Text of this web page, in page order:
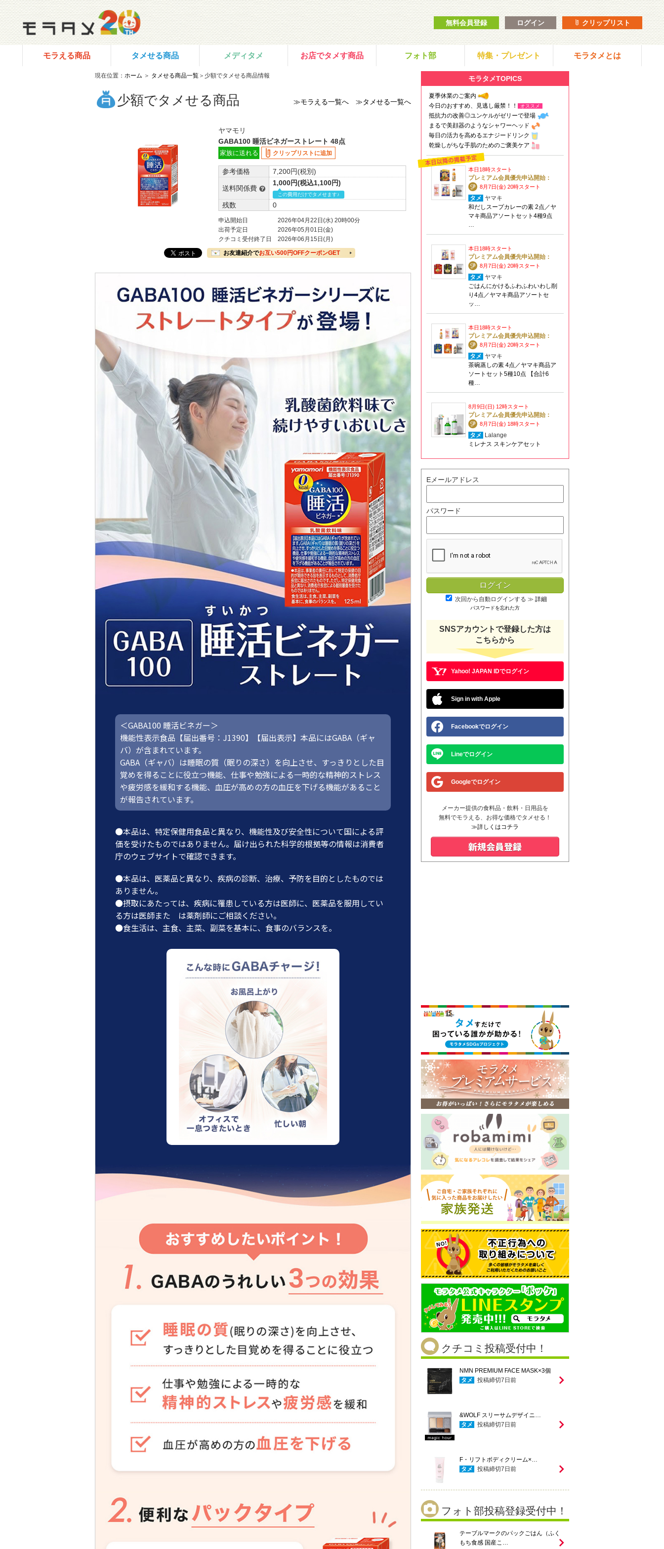
無料会員登録 ログイン クリップリスト
モラえる商品 タメせる商品 メディタメ お店でタメす商品 フォト部 特集・プレゼント モラタメとは
現在位置： ホーム ＞ タメせる商品一覧 ＞少額でタメせる商品情報
少額でタメせる商品 ≫モラえる一覧へ ≫タメせる一覧へ
ヤマモリ
GABA100 睡活ビネガーストレート 48点
家族に送れる クリップリストに追加
参考価格 7,200円(税別)
送料関係費
1,000円(税込1,100円)
この費用だけでタメせます♪
残数 0
申込開始日
2026年04月22日(水) 20時00分
出荷予定日
2026年05月01日(金)
クチコミ受付終了日
2026年06月15日(月)
お友達紹介でお互い500円OFFクーポンGET
＜GABA100 睡活ビネガー＞
機能性表示食品【届出番号：J1390】【届出表示】本品にはGABA（ギャ
バ）が含まれています。
GABA（ギャバ）は睡眠の質（眠りの深さ）を向上させ、すっきりとした目
覚めを得ることに役立つ機能、仕事や勉強による一時的な精神的ストレス
や疲労感を緩和する機能、血圧が高めの方の血圧を下げる機能があること
が報告されています。
●本品は、特定保健用食品と異なり、機能性及び安全性について国による評
価を受けたものではありません。届け出られた科学的根拠等の情報は消費者
庁のウェブサイトで確認できます。
●本品は、医薬品と異なり、疾病の診断、治療、予防を目的としたものでは
ありません。
●摂取にあたっては、疾病に罹患している方は医師に、医薬品を服用してい
る方は医師また は薬剤師にご相談ください。
●食生活は、主食、主菜、副菜を基本に、食事のバランスを。
モラタメTOPICS
夏季休業のご案内
今日のおすすめ、見逃し厳禁！！
オススメ
抵抗力の改善◎ユンケルがゼリーで登場
まるで美顔器のようなシャワーヘッド
毎日の活力を高めるエナジードリンク
乾燥しがちな手肌のためのご褒美ケア
本日18時スタート
プレミアム会員優先申込開始：
8月7日(金) 20時スタート
タメ ヤマキ
和だしスープカレーの素 2点／ヤ
マキ商品アソートセット4種9点
…
本日18時スタート
プレミアム会員優先申込開始：
8月7日(金) 20時スタート
タメ ヤマキ
ごはんにかけるふわふわいわし削
り4点／ヤマキ商品アソートセ
ッ…
本日18時スタート
プレミアム会員優先申込開始：
8月7日(金) 20時スタート
タメ ヤマキ
茶碗蒸しの素 4点／ヤマキ商品ア
ソートセット5種10点 【合計6
種…
8月9日(日) 12時スタート
プレミアム会員優先申込開始：
8月7日(金) 18時スタート
タメ
Lalange
ミレナス スキンケアセット
Eメールアドレス
パスワード
次回から自動ログインする ≫ 詳細
パスワードを忘れた方
SNSアカウントで登録した方は
こちらから
Yahoo! JAPAN IDでログイン
Sign in with Apple
Facebookでログイン
Lineでログイン
Googleでログイン
メーカー提供の食料品・飲料・日用品を
無料でモラえる、お得な価格でタメせる！
≫詳しくはコチラ
クチコミ投稿受付中！
NMN PREMIUM FACE MASK×3個
タメ
投稿締切7 日前
&WOLF スリーサムデザイニ…
タメ
投稿締切7 日前
F・リフトボディクリーム×…
タメ
投稿締切7 日前
フォト部投稿登録受付中！
テーブルマークのパックごはん（ふく
もち食感 国産こ…